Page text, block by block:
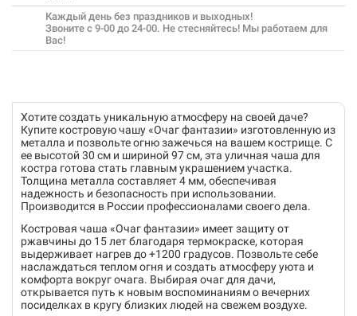
Каждый день без праздников и выходных!
Звоните с 9-00 до 24-00. Не стесняйтесь! Мы работаем для
Вас!
Хотите создать уникальную атмосферу на своей даче?
Купите костровую чашу «Очаг фантазии» изготовленную из
металла и позвольте огню зажечься на вашем кострище. С
ее высотой 30 см и шириной 97 см, эта уличная чаша для
костра готова стать главным украшением участка.
Толщина металла составляет 4 мм, обеспечивая
надежность и безопасность при использовании.
Производится в России профессионалами своего дела.
Костровая чаша «Очаг фантазии» имеет защиту от
ржавчины до 15 лет благодаря термокраске, которая
выдерживает нагрев до +1200 градусов. Позвольте себе
наслаждаться теплом огня и создать атмосферу уюта и
комфорта вокруг очага. Выбирая очаг для дачи,
открывается путь к новым воспоминаниям о вечерних
посиделках в кругу близких людей на свежем воздухе.